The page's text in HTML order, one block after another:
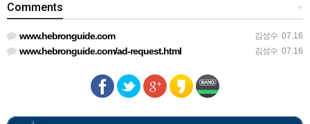
+
Comments
김성수 07.16
www.hebronguide.com
김성수 07.16
www.hebronguide.com/ad-request.html